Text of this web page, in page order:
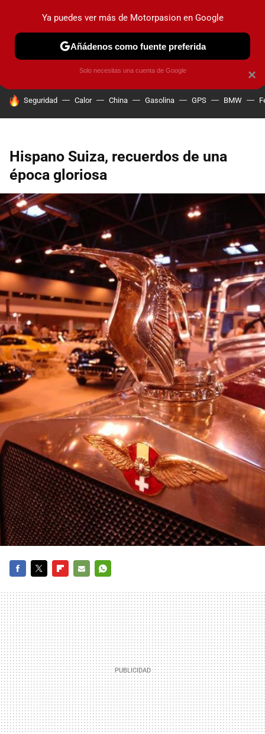
PRUEBAS COCHES ELÉCTRICOS OBSERVATORIO
HOY SE HABLA DE
Seguridad Calor China Gasolina GPS BMW
Hispano Suiza, recuerdos de una
época gloriosa
MAIL
×
Ya puedes ver más de Motorpasion en Google
Añádenos como fuente preferida
Solo necesitas una cuenta de Google